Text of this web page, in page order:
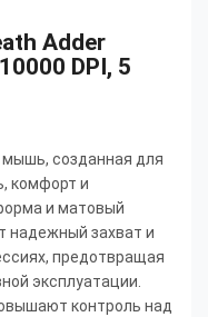
Adder
DPI, 5
мышь, созданная для
комфорт и
и матовый
надежный захват и
предотвращая
эксплуатации.
контроль над